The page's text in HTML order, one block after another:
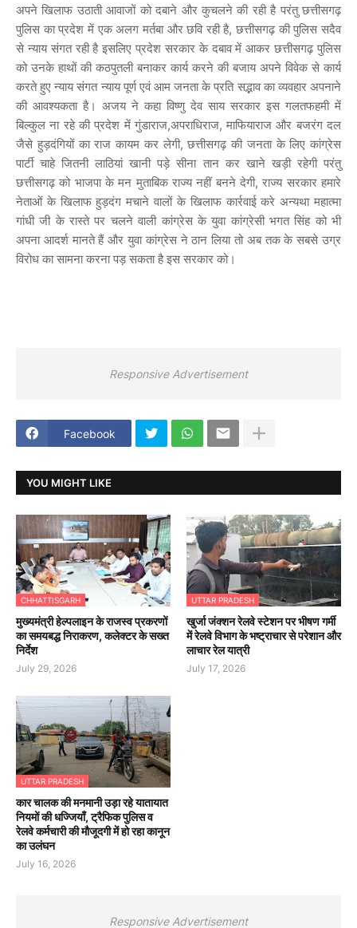
अपने खिलाफ उठाती आवाजों को दबाने और कुचलने की रही है परंतु छत्तीसगढ़
पुलिस का प्रदेश में एक अलग मर्तबा और छवि रही है, छत्तीसगढ़ की पुलिस सदैव
से न्याय संगत रही है इसलिए प्रदेश सरकार के दबाव में आकर छत्तीसगढ़ पुलिस
को उनके हाथों की कठपुतली बनाकर कार्य करने की बजाय अपने विवेक से कार्य
करते हुए न्याय संगत न्याय पूर्ण एवं आम जनता के प्रति सद्भाव का व्यवहार अपनाने
की आवश्यकता है। अजय ने कहा विष्णु देव साय सरकार इस गलतफहमी में
बिल्कुल ना रहे की प्रदेश में गुंडाराज,अपराधिराज, माफियाराज और बजरंग दल
जैसे हुड़दंगियों का राज कायम कर लेगी, छत्तीसगढ़ की जनता के लिए कांग्रेस
पार्टी चाहे जितनी लाठियां खानी पड़े सीना तान कर खाने खड़ी रहेगी परंतु
छत्तीसगढ़ को भाजपा के मन मुताबिक राज्य नहीं बनने देगी, राज्य सरकार हमारे
नेताओं के खिलाफ हुड़दंग मचाने वालों के खिलाफ कार्रवाई करे अन्यथा महात्मा
गांधी जी के रास्ते पर चलने वाली कांग्रेस के युवा कांग्रेसी भगत सिंह को भी
अपना आदर्श मानते हैं और युवा कांग्रेस ने ठान लिया तो अब तक के सबसे उग्र
विरोध का सामना करना पड़ सकता है इस सरकार को।
Responsive Advertisement
Facebook
YOU MIGHT LIKE
CHHATTISGARH
मुख्यमंत्री हेल्पलाइन के राजस्व प्रकरणों
का समयबद्ध निराकरण, कलेक्टर के सख्त
निर्देश
July 29, 2026
UTTAR PRADESH
खुर्जा जंक्शन रेलवे स्टेशन पर भीषण गर्मी
में रेलवे विभाग के भष्ट्राचार से परेशान और
लाचार रेल यात्री
July 17, 2026
UTTAR PRADESH
कार चालक की मनमानी उड़ा रहे यातायात
नियमों की धज्जियाँ, ट्रैफिक पुलिस व
रेलवे कर्मचारी की मौजूदगी में हो रहा कानून
का उलंघन
July 16, 2026
Responsive Advertisement